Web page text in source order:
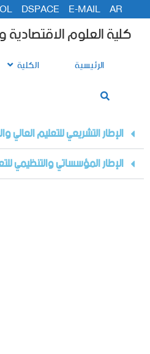
AR
E-MAIL
DSPACE
كلية العلوم الاقتصادية
الرئيسية الكلية
الإطار التشريعي للتعليم العالي
الإطار المؤسساتي والتنظيمي